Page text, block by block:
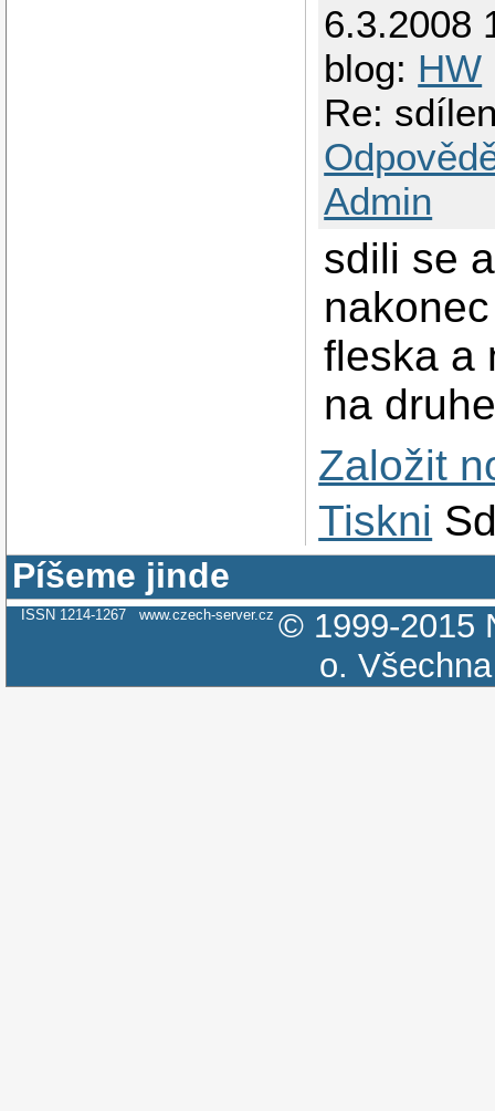
6.3.2008
blog: HW
Re:
Admin
sdili se
fleska a
na
Založit
Tiskni
Píšeme jinde
ISSN 1214-1267 www.czech-server.cz © 1999-2015
o.